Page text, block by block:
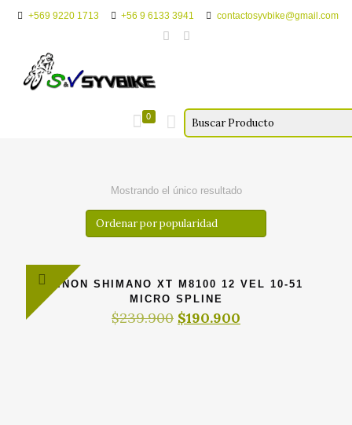
+569 9220 1713 +56 9 6133 3941 contactosyvbike@gmail.com
0
Mostrando el único resultado
PIÑON SHIMANO XT M8100 12 VEL 10-51
MICRO SPLINE
$239.900 El
$190.900